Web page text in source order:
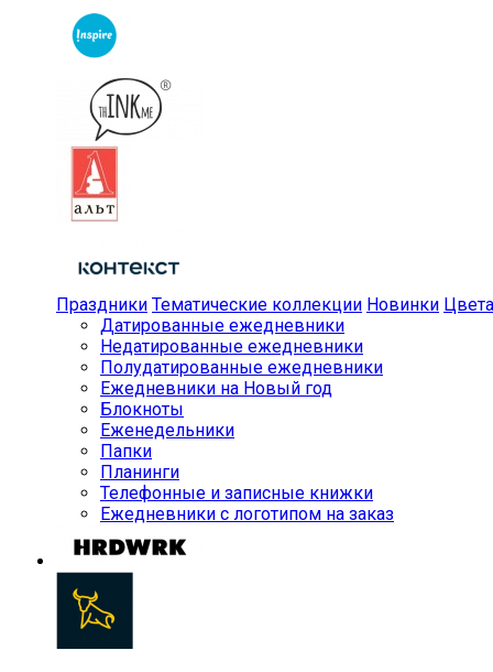
Праздники Тематические коллекции Новинки Цвета
Датированные ежедневники
Недатированные ежедневники
Полудатированные ежедневники
Ежедневники на Новый год
Блокноты
Еженедельники
Папки
Планинги
Телефонные и записные книжки
Ежедневники с логотипом на заказ